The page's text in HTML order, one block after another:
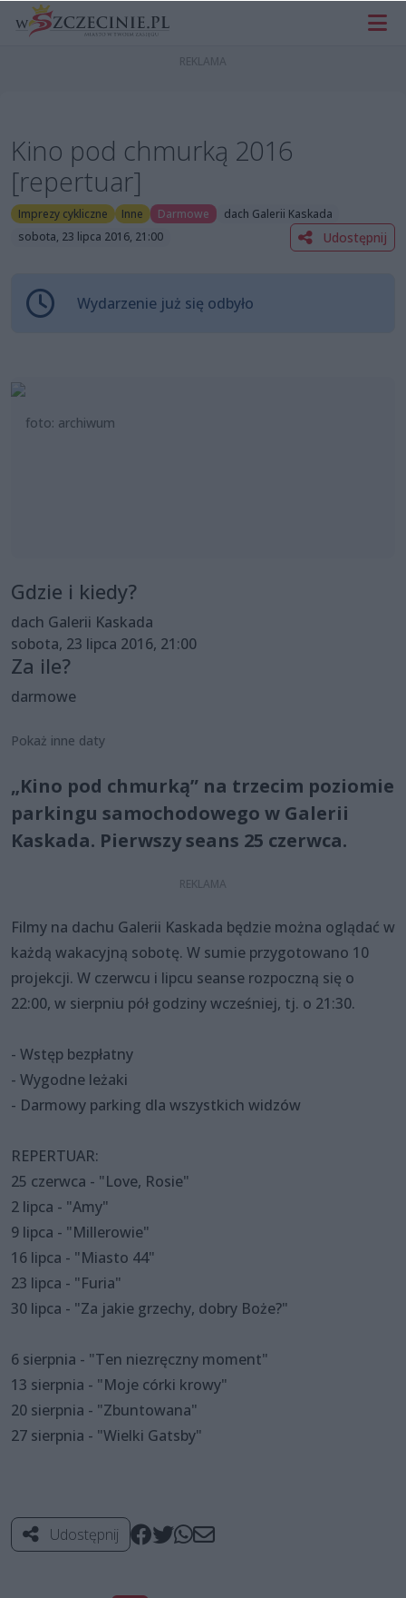
Kino pod chmurką 2016
[repertuar]
Imprezy cykliczne Inne Darmowe
dach Galerii Kaskada
sobota, 23 lipca 2016, 21:00
Udostępnij
Wydarzenie już się odbyło
foto: archiwum
Gdzie i kiedy?
dach Galerii Kaskada
sobota, 23 lipca 2016, 21:00
Za ile?
darmowe
Pokaż inne daty
„Kino pod chmurką” na trzecim poziomie
parkingu samochodowego w Galerii
Kaskada. Pierwszy seans 25 czerwca.
Filmy na dachu Galerii Kaskada będzie można oglądać w
każdą wakacyjną sobotę. W sumie przygotowano 10
projekcji. W czerwcu i lipcu seanse rozpoczną się o
22:00, w sierpniu pół godziny wcześniej, tj. o 21:30.
- Wstęp bezpłatny
- Wygodne leżaki
- Darmowy parking dla wszystkich widzów
REPERTUAR:
25 czerwca - "Love, Rosie"
2 lipca - "Amy"
9 lipca - "Millerowie"
16 lipca - "Miasto 44"
23 lipca - "Furia"
30 lipca - "Za jakie grzechy, dobry Boże?"
6 sierpnia - "Ten niezręczny moment"
13 sierpnia - "Moje córki krowy"
20 sierpnia - "Zbuntowana"
27 sierpnia - "Wielki Gatsby"
Udostępnij